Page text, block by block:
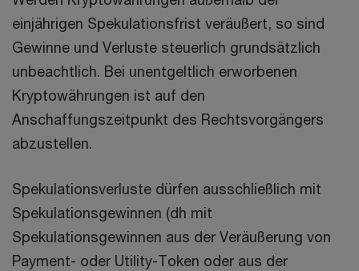
einjährigen Spekulationsfrist veräußert, so sind
Gewinne und Verluste steuerlich grundsätzlich
unbeachtlich. Bei unentgeltlich erworbenen
Kryptowährungen ist auf den
Anschaffungszeitpunkt des Rechtsvorgängers
abzustellen.
Spekulationsverluste dürfen ausschließlich mit
Spekulationsgewinnen (dh mit
Spekulationsgewinnen aus der Veräußerung von
Payment- oder Utility-Token oder aus der